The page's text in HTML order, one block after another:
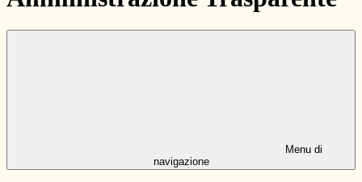
Menu di
navigazione